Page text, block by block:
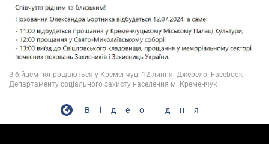
Відео дня